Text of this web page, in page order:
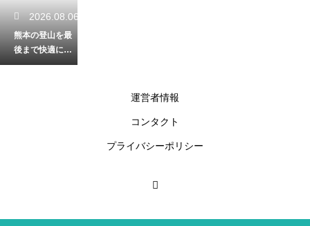
2026.08.06
熊本の登山を最
後まで快適に満
喫！下り坂でも
りのコース解説
運営者情報
コンタクト
プライバシーポリシー